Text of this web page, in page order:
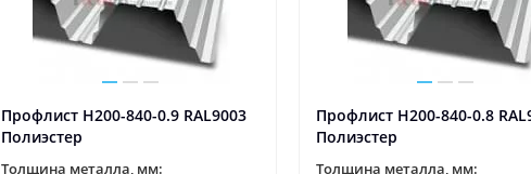
Профлист Н200-840-0.9 RAL9003
Полиэстер
Толщина металла, мм:
Профлист Н200-840-0.8
Полиэстер
Толщина металла, мм: